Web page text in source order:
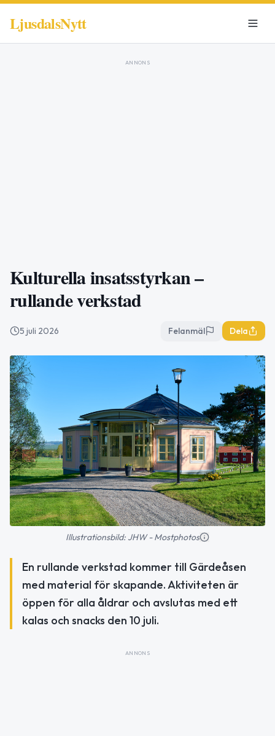
LjusdalsNytt
ANNONS
Kulturella insatsstyrkan –
rullande verkstad
5 juli 2026 Felanmäl Dela
Illustrationsbild: JHW - Mostphotos
En rullande verkstad kommer till Gärdeåsen
med material för skapande. Aktiviteten är
öppen för alla åldrar och avslutas med ett
kalas och snacks den 10 juli.
ANNONS